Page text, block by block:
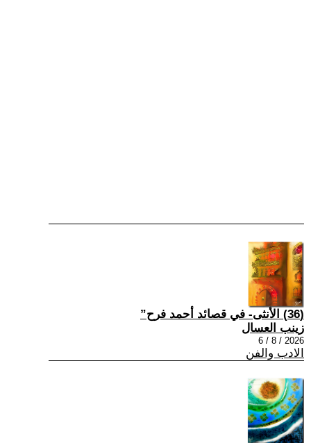
(36) الأنثى- في قصائد أحمد فرح”
زينب العسال
2026 / 8 / 6
الادب والفن